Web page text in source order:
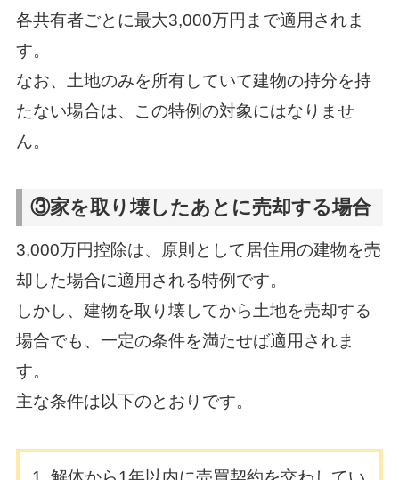
各共有者ごとに最大3,000万円まで適用されま
す。
なお、土地のみを所有していて建物の持分を持
たない場合は、この特例の対象にはなりませ
ん。
③家を取り壊したあとに売却する場合
3,000万円控除は、原則として居住用の建物を売
却した場合に適用される特例です。
しかし、建物を取り壊してから土地を売却する
場合でも、一定の条件を満たせば適用されま
す。
主な条件は以下のとおりです。